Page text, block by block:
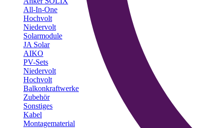
All-In-One
Hochvolt
Niedervolt
Solarmodule
JA Solar
AIKO
PV-Sets
Niedervolt
Hochvolt
Balkonkraftwerke
Zubehör
Sonstiges
Kabel
Montagematerial